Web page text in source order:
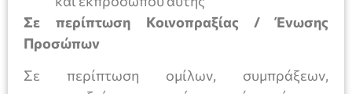
Σε περίπτωση Κοινοπραξίας / Ένωσης
Προσώπων
Σε περίπτωση ομίλων, συμπράξεων,